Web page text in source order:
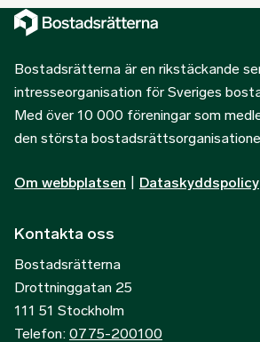
Bostadsrätterna är en rikstäckande
intresseorganisation för Sveriges
Med över 10 000 föreningar som
den största
Om webbplatsen Dataskyddspolicy
Kontakta oss
Bostadsrätterna
Drottninggatan 25
111 51 Stockholm
Telefon: 0775-200100